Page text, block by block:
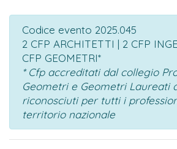
Codice evento 2025.045
2 CFP ARCHITETTI | 2 CFP
CFP GEOMETRI*
* Cfp accreditati dal collegio
Geometri e Geometri Laureati
riconosciuti per tutti i
territorio nazionale